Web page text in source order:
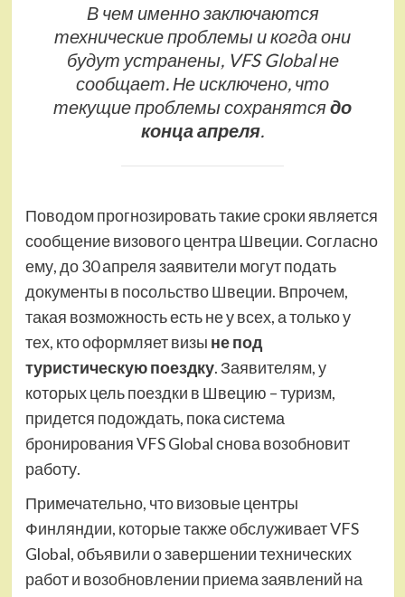
В чем именно заключаются
технические проблемы и когда они
будут устранены, VFS Global не
сообщает. Не исключено, что
текущие проблемы сохранятсядо
конца апреля.
Поводом прогнозировать такие сроки является
сообщение визового центра Швеции. Согласно
ему, до 30 апреля заявители могут подать
документы в посольство Швеции. Впрочем,
такая возможность есть не у всех, а только у
тех, кто оформляет визы не под
туристическую поездку. Заявителям, у
которых цель поездки в Швецию – туризм,
придется подождать, пока система
бронирования VFS Global снова возобновит
работу.
Примечательно, что визовые центры
Финляндии, которые также обслуживает VFS
Global, объявили о завершении технических
работ и возобновлении приема заявлений на